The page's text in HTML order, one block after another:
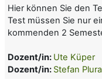
Hier können Sie den
Test müssen Sie nur
kommenden 2
Dozent/in: Ute Küper
Dozent/in: Stefan Plura